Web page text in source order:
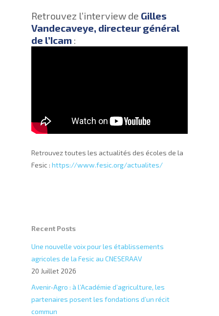
Retrouvez l’interview de Gilles
Vandecaveye, directeur général
de l’Icam :
Retrouvez toutes les actualités des écoles de la
Fesic : https://www.fesic.org/actualites/
Recent Posts
Une nouvelle voix pour les établissements
agricoles de la Fesic au CNESERAAV
20 Juillet 2026
Avenir-Agro : à l’Académie d’agriculture, les
partenaires posent les fondations d’un récit
commun